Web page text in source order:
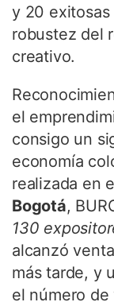
y 20
robustez del
creativo.
el
consigo un
economía
realizada en
Bogotá,
130
alcanzó
más tarde, y
el número de